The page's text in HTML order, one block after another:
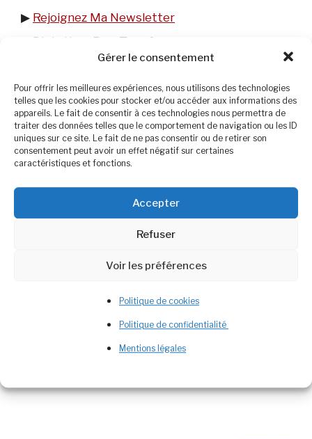
Gérer le consentement
Pour offrir les meilleures expériences, nous utilisons des technologies
telles que les cookies pour stocker et/ou accéder aux informations des
appareils. Le fait de consentir à ces technologies nous permettra de
traiter des données telles que le comportement de navigation ou les ID
uniques sur ce site. Le fait de ne pas consentir ou de retirer son
consentement peut avoir un effet négatif sur certaines
caractéristiques et fonctions.
Accepter
Refuser
Voir les préférences
Politique de cookies
Politique de confidentialité
Mentions légales
▶︎ Rejoignez Ma Newsletter
DietetiquePourTous.fr
Alimentation et Nutrition
Recette de Brandade de poisson